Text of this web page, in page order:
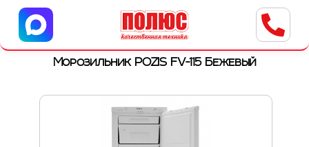
Центр бытовой техники
г. Ульяновск, ул. Пушкарева, 8a
Морозильник POZIS FV-115 Бежевый